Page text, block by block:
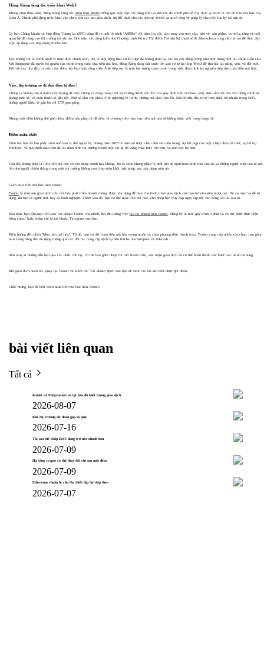
Hồng Kông tăng tốc triển khai Web3
Không chịu thua kém, Hồng Kông tăng tốc triển khai Web3thông qua một loạt các sáng kiến ​​và đối tác do chính phủ hỗ trợ, định vị mình là thủ đô tiền mã hóa của
châu Á. Thành phố đang triển khai cấp phép cho các sàn giao dịch, ưu đãi thuế cho các startup Web3 và sự rõ ràng về pháp lý cho việc lưu ký tài sản số.
Ủy ban Chứng khoán và Hợp đồng Tương lai (SFC) cũng đã ra mắt lộ trình "ASPIRe" với năm trụ cột, tập trung vào truy cập, bảo vệ, sản phẩm, cơ sở hạ tầng và mối
quan hệ để nâng cao thị trường tài sản ảo. Hơn nữa, các sáng kiến ​​như Chương trình Hỗ trợ Thí điểm Tài sản Kỹ thuật số & Blockchain cung cấp tài trợ để thúc đẩy
việc áp dụng các ứng dụng blockchain.
Đây không chỉ là chính sách vì mục đích chính sách, mà là một động thái chiến lược để khẳng định lại vai trò của Hồng Kông như một trung tâm tài chính toàn cầu.
Với Singapore đã tuyên bố quyền của mình trong cuộc đua tiền mã hóa, Hồng Kông đang đặt cược lớn vào cơ sở hạ tầng Web3 để thu hút tài năng, vốn, và đổi mới.
Đối với các nhà đầu tư toàn cầu, điều này báo hiệu rằng châu Á sẽ tiếp tục là một lực lượng cạnh tranh trong việc định hình kỷ nguyên tiếp theo của tiền mã hóa.
Vậy, thị trường sẽ đi đến đâu từ đây?
Chúng ta không còn ở miền Tây hoang dã nữa; chúng ta đang trong thời kỳ trưởng thành rối rắm của quy định tiền mã hóa. Việc đưa tiền mã hóa vào dòng chính sẽ
không suôn sẻ, và mâu thuẫn sẽ đầy rẫy. Một số khu vực pháp lý sẽ nghiêng về tự do, những nơi khác bảo hộ. Một số nhà đầu tư sẽ theo đuổi lợi nhuận trong DeFi,
những người khác sẽ gắn bó với ETF gọn gàng.
Nhưng một điều không thể phủ nhận: điểm uốn pháp lý đã đến, và chương tiếp theo của tiền mã hóa sẽ không được viết trong bóng tối.
Điểm mấu chốt
Tiền mã hóa đã lâu phát triển nhờ vào vị thế ngoài lề, nhưng năm 2025 là năm nó được chào đón vào bên trong. Sự kết hợp của việc chấp nhận tổ chức, sự hỗ trợ
chính trị, và quy định toàn cầu đã tái định hình thị trường thành một cái gì đó vững chắc hơn, lớn hơn, và khó bác bỏ hơn.
Câu hỏi không phải là liệu tiền mã hóa có vào dòng chính hay không. Đó là cách khung pháp lý mới này sẽ định hình hình thái của nó và những người chơi nào sẽ nổi
lên như người chiến thắng trong một thị trường không còn chạy trốn khỏi luật pháp, mà xây dựng trên nó.
Cách mua tiền mã hóa trên Toobit
Toobitlà một sàn giao dịch tiền mã hóa phát triển nhanh chóng, được xây dựng để làm cho hành trình giao dịch của bạn trở nên siêu mượt mà. Nó an toàn và dễ sử
dụng, dù bạn là người mới hay có kinh nghiệm. Thêm vào đó, bạn có thể mua tiền mã hóa, cho phép bạn truy cập ngay lập tức vào hàng tấn tài sản số.
Đầu tiên, bạn cần nạp tiền vào Tài khoản Toobit của mình, bắt đầu bằng việc tạo tài khoản trên Toobit. Đăng ký là một quy trình 2 phút và có thể được thực hiện
bằng email hoặc thậm chí là tài khoản Telegram của bạn.
Điều hướng đến phần "Mua tiền mã hóa". Từ đó, bạn có thể chọn tiền mã hóa mong muốn và chọn phương thức thanh toán. Toobit cung cấp nhiều tùy chọn, bao gồm
mua hàng bằng thẻ tín dụng thông qua các đối tác cung cấp dịch vụ bên thứ ba như Simplex và Advcash.
Nền tảng sẽ hướng dẫn bạn qua các bước còn lại, có thể bao gồm nhập chi tiết thanh toán, xác nhận giao dịch và có thể hoàn thành các bước xác minh bổ sung.
Khi giao dịch hoàn tất, quay lại Toobit và kiểm tra "Tài khoản Spot" của bạn để xem các tài sản mới được ghi nhận.
Chúc mừng, bạn đã biết cách mua tiền mã hóa trên Toobit!
bài viết liên quan
Tất cả
Kalshi và Polymarket vẽ lại bản đồ khối lượng giao dịch
2026-08-07
Khi thị trường dự đoán gặp ký quỹ
2026-07-16
Tài sản thế chấp DeFi đang trở nên nhanh hơn
2026-07-09
Hạ tầng crypto có thể thay đổi chỉ sau một đêm
2026-07-09
Ethereum chuẩn bị cho lần thiết lập lại tiếp theo
2026-07-07